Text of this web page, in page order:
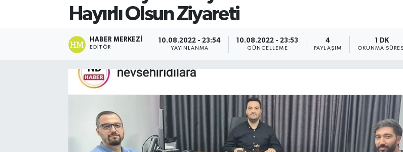
Hayırlı Olsun Ziyareti
HABER MERKEZI
EDITÖR
10.08.2022 - 23:54
YAYINLANMA
10.08.2022 - 23:53
GÜNCELLEME
4
PAYLAŞIM
1 DK
OKUNMA